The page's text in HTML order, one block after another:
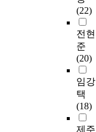
(22)
전현
준
(20)
임강
택
(18)
제주